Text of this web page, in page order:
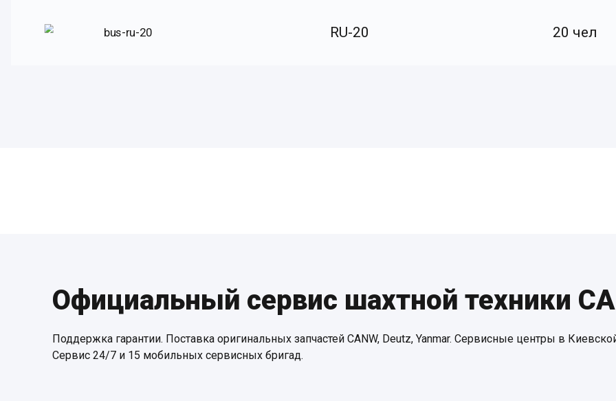
RU-20 20 чел
Официальный сервис шахтной техники
Поддержка гарантии. Поставка оригинальных запчастей CANW, Deutz, Yanmar. Сервисные центры в
Сервис 24/7 и 15 мобильных сервисных бригад.